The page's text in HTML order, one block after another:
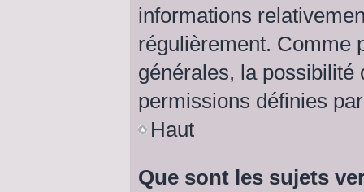
informations
régulièrement. Comme
générales, la possibilité
permissions définies
Haut
Que sont les sujets